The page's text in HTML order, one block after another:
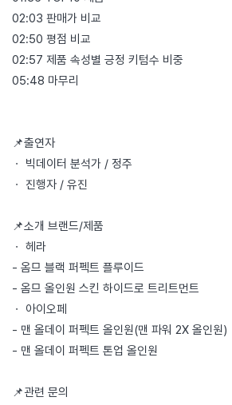
02:03 판매가 비교
02:50 평점 비교
02:57 제품 속성별 긍정 키텀수 비중
05:48 마무리
📌출연자
ㆍ 빅데이터 분석가 / 정주
ㆍ 진행자 / 유진
📌소개 브랜드/제품
ㆍ 헤라
- 옴므 블랙 퍼펙트 플루이드
- 옴므 올인원 스킨 하이드로 트리트먼트
ㆍ 아이오페
- 맨 올데이 퍼펙트 올인원(맨 파워 2X 올인원)
- 맨 올데이 퍼펙트 톤업 올인원
📌관련 문의